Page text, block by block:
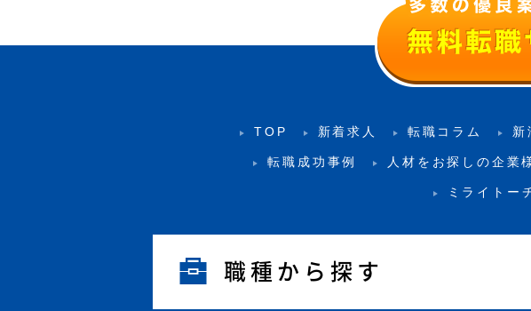
TOP 新着求人 転職コラム 新
転職成功事例 人材をお探しの企業
ミライトー
職種から探す